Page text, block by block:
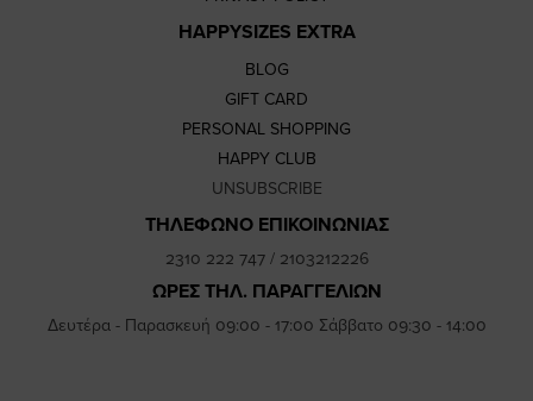
HAPPYSIZES EXTRA
BLOG
GIFT CARD
PERSONAL SHOPPING
HAPPY CLUB
UNSUBSCRIBE
ΤΗΛΕΦΩΝΟ ΕΠΙΚΟΙΝΩΝΙΑΣ
2310 222 747/ 2103212226
ΩΡΕΣ ΤΗΛ. ΠΑΡΑΓΓΕΛΙΩΝ
Δευτέρα - Παρασκευή 09:00 - 17:00 Σάββατο 09:30 - 14:00